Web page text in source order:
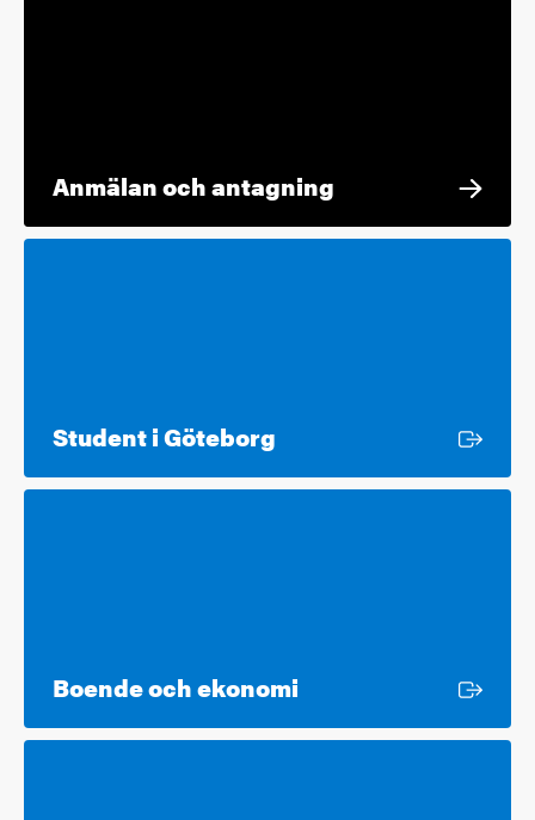
Anmälan och antagning
Student i Göteborg
Boende och ekonomi